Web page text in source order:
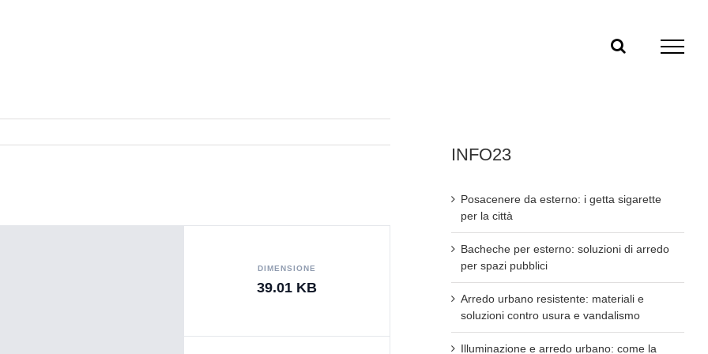
DIMENSIONE
39.01 KB
INFO23
Posacenere da esterno: i getta sigarette
per la città
Bacheche per esterno: soluzioni di arredo
per spazi pubblici
Arredo urbano resistente: materiali e
soluzioni contro usura e vandalismo
Illuminazione e arredo urbano: come la